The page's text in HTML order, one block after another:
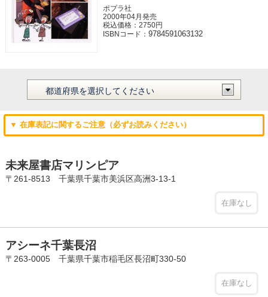
ポプラ社
2000年04月発売
税込価格：2750円
ISBNコード：9784591063132
▼ 在庫表記に関するご注意（必ずお読みください）
未来屋書店マリンピア
〒261-8513 千葉県千葉市美浜区高洲3-13-1
在庫なし
アシーネ千葉長沼
〒263-0005 千葉県千葉市稲毛区長沼町330-50
在庫なし